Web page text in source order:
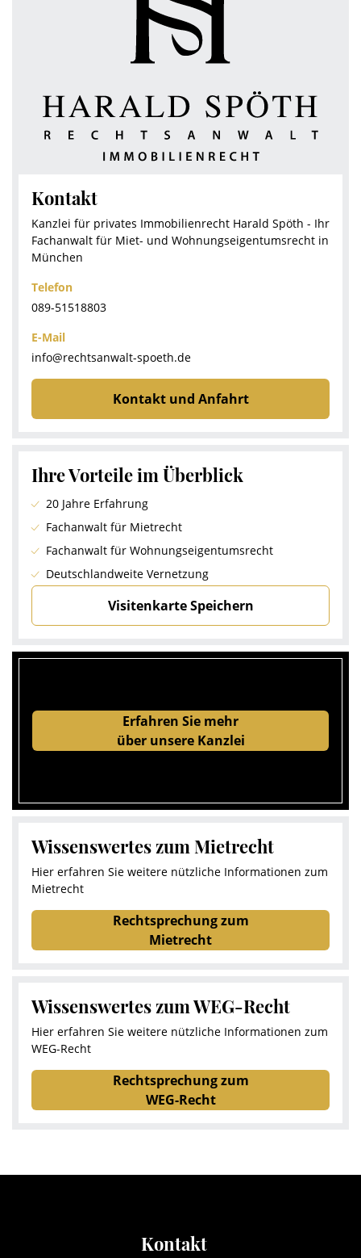
Kontakt
Kanzlei für privates Immobilienrecht Harald Spöth - Ihr
Fachanwalt für Miet- und Wohnungseigentumsrecht in
München
Telefon
089-51518803
E-Mail
info@rechtsanwalt-spoeth.de
Kontakt und Anfahrt
Ihre Vorteile im Überblick
20 Jahre Erfahrung
Fachanwalt für Mietrecht
Fachanwalt für Wohnungseigentumsrecht
Deutschlandweite Vernetzung
Visitenkarte Speichern
Erfahren Sie mehr
über unsere Kanzlei
Wissenswertes zum Mietrecht
Hier erfahren Sie weitere nützliche Informationen zum
Mietrecht
Rechtsprechung zum
Mietrecht
Wissenswertes zum WEG-Recht
Hier erfahren Sie weitere nützliche Informationen zum
WEG-Recht
Rechtsprechung zum
WEG-Recht
Kontakt